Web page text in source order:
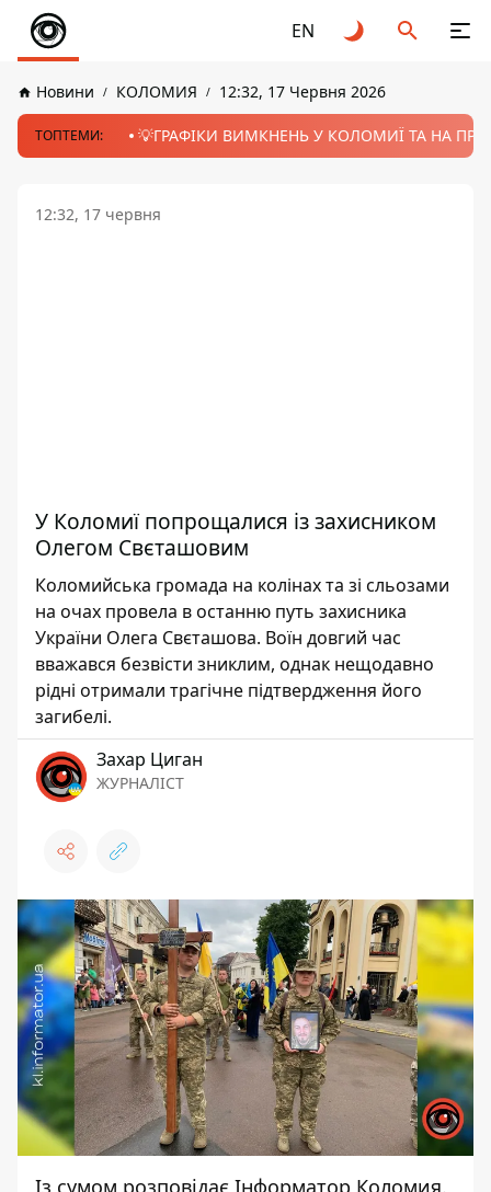
EN
Новини КОЛОМИЯ 12:32, 17 Червня 2026
ТОПТЕМИ: 💡ГРАФІКИ ВИМКНЕНЬ У КОЛОМИЇ ТА НА
12:32, 17 червня
У Коломиї попрощалися із захисником
Олегом Свєташовим
Коломийська громада на колінах та зі сльозами
на очах провела в останню путь захисника
України Олега Свєташова. Воїн довгий час
вважався безвісти зниклим, однак нещодавно
рідні отримали трагічне підтвердження його
загибелі.
Захар Циган
ЖУРНАЛІСТ
Із сумом розповідає Інформатор Коломия.